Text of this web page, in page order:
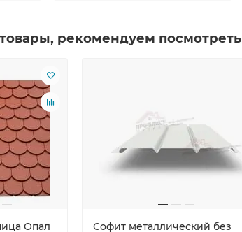
рекомендуем посмотреть
Опал
Софит металлический без